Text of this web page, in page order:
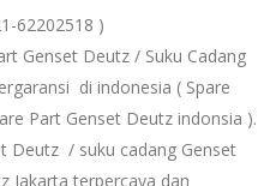
62202518 )
Genset Deutz / Suku Cadang
di indonesia ( Spare
Part Genset Deutz indonsia ).
Deutz / suku cadang Genset
Jakarta terpercaya dan